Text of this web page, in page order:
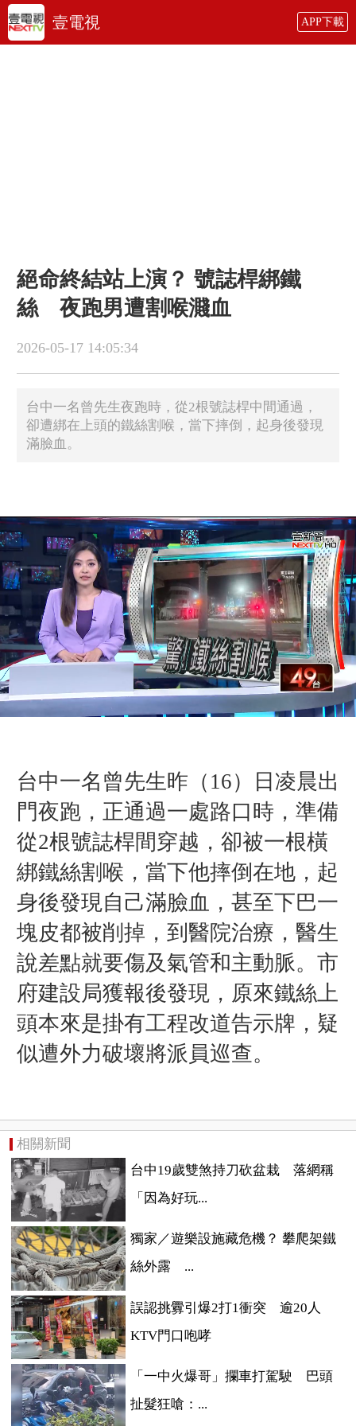
壹電視 APP下載
絕命終結站上演？ 號誌桿綁鐵
絲 夜跑男遭割喉濺血
2026-05-17 14:05:34
台中一名曾先生夜跑時，從2根號誌桿中間通過，
卻遭綁在上頭的鐵絲割喉，當下摔倒，起身後發現
滿臉血。
台中一名曾先生昨（ 16） 日 凌晨出
門夜跑，正通過一處路口時，準備
從2根號誌桿間穿越，卻被一根橫
綁鐵絲割喉，當下他摔倒在地，起
身後發現自己滿臉血，甚至下巴一
塊皮都被削掉，到醫院治療，醫生
說差點就要傷及氣管和主動脈。市
府建設局獲報後發現，原來鐵絲上
頭本來是掛有工程改道告示牌，疑
似遭外力破壞將派員巡查。
相關新聞
台中19歲雙煞持刀砍盆栽 落網稱
「因為好玩...
獨家／遊樂設施藏危機？ 攀爬架鐵
絲外露 ...
誤認挑釁引爆2打1衝突 逾20人
KTV門口咆哮
「一中火爆哥」攔車打駕駛 巴頭
扯髮狂嗆：...